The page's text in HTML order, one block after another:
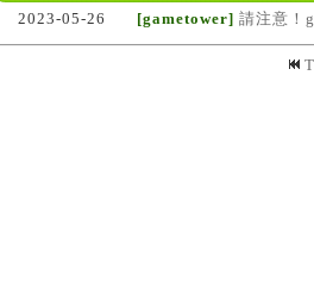
2023-05-26
[gametower] 請注意！